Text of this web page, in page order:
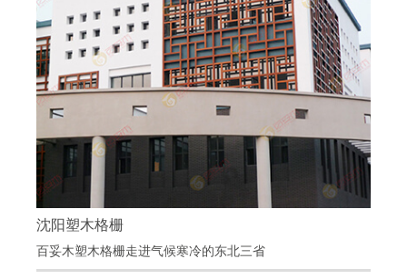
沈阳塑木格栅
沈阳塑木格栅
百妥木塑木格栅走进气候寒冷的东北三省